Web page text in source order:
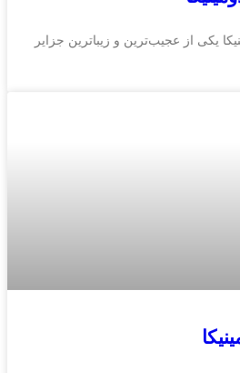
یکی از عجیب‌ترین و زیباترین جزایر